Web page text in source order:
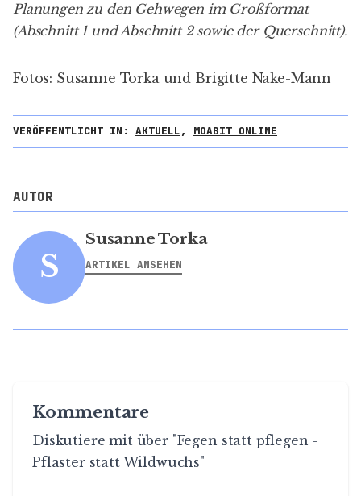
Planungen zu den Gehwegen im Großformat
(Abschnitt 1undAbschnitt 2sowie der Querschnitt).
Fotos: Susanne Torka und Brigitte Nake-Mann
VERÖFFENTLICHT IN: AKTUELL, MOABIT ONLINE
AUTOR
S
Susanne Torka
ARTIKEL ANSEHEN
Kommentare
Diskutiere mit über "Fegen statt pflegen -
Pflaster statt Wildwuchs"